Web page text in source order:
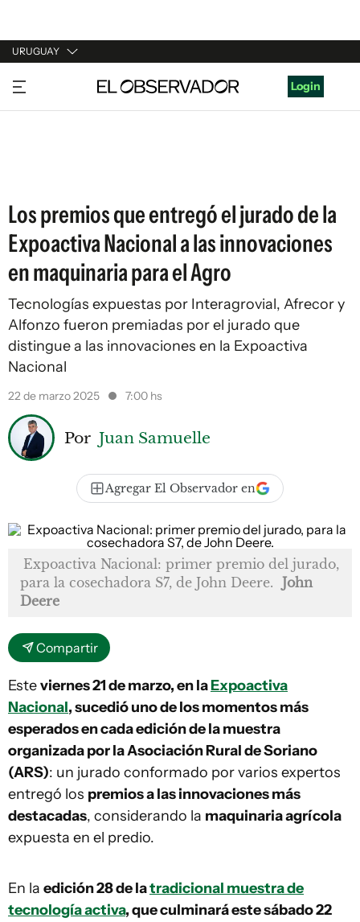
URUGUAY
URUGUAY
ARGENTINA
Login
Los premios que entregó el jurado de la
Expoactiva Nacional a las innovaciones
en maquinaria para el Agro
Tecnologías expuestas por Interagrovial, Afrecor y
Alfonzo fueron premiadas por el jurado que
distingue a las innovaciones en la Expoactiva
Nacional
22 de marzo 2025 7:00 hs
Por Juan Samuelle
Agregar El Observador en
Expoactiva Nacional: primer premio del jurado,
para la cosechadora S7, de John Deere. John
Deere
Compartir
Esteviernes 21 de marzo, en laExpoactiva
Nacional, sucedió uno de los momentos más
esperados en cada edición de la muestra
organizada por la Asociación Rural de Soriano
(ARS): un jurado conformado por varios expertos
entregó los premios a las innovaciones más
destacadas, considerando la maquinaria agrícola
expuesta en el predio.
En la edición 28 de latradicional muestra de
tecnología activa, que culminará este sábado 22